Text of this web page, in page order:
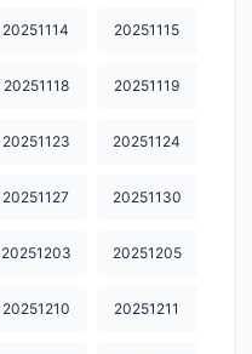
20251114 20251115
20251118 20251119
20251123 20251124
20251127 20251130
20251203 20251205
20251210 20251211